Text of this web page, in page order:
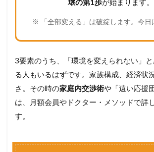
壌の第1歩が始まります。
※ 「全部変える」は破綻します。今日
3要素のうち、「環境を変えられない」
る人もいるはずです。家族構成、経済状
さ。その時の家庭内交渉術や「遠い応援
は、月額会員やドクター・メソッドで詳
す。